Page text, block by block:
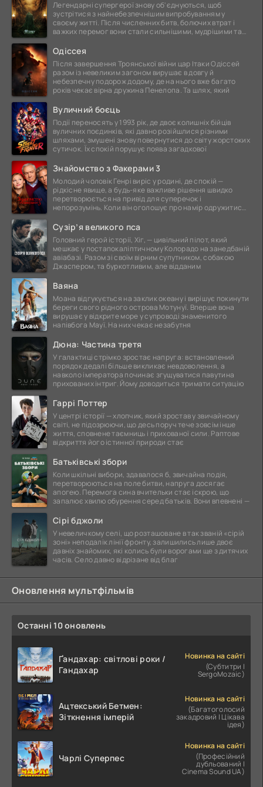
Легендарні супергерої знову об'єднуються, щоб
зустрітися з найнебезпечнішим випробуванням у
своєму житті. Після численних битв, болючих втрат і
важких перемог вони стали сильнішими, мудрішими та
Одіссея
Після завершення Троянської війни цар Ітаки Одіссей
разом із невеликим загоном вирушає в довгу й
небезпечну подорож додому, де на нього вже багато
років чекає вірна дружина Пенелопа. Та шлях, який
Вуличний боєць
Події переносять у 1993 рік, де двоє колишніх бійців
вуличних поєдинків, які давно розійшлися різними
шляхами, змушені знову повернутися до світу жорстоких
сутичок. Їх спокій порушує поява загадкової
Знайомство з Факерами 3
Молодий чоловік Генрі виріс у родині, де спокій —
рідкісне явище, а будь-яке важливе рішення швидко
перетворюється на привід для суперечок і
непорозумінь. Коли він оголошує про намір одружитися,
Сузір’я великого пса
Головний герой історії, Хіг, — цивільний пілот, який
мешкає у постапокаліптичному Колорадо на занедбаній
авіабазі. Разом зі своїм вірним супутником, собакою
Джаспером, та буркотливим, але відданим
Ваяна
Моана відгукується на заклик океану і вирішує покинути
береги свого рідного острова Мотунуї. Вперше вона
вирушає у відкрите море у супроводі знаменитого
напівбога Мауї. На них чекає незабутня
Дюна: Частина третя
У галактиці стрімко зростає напруга: встановлений
порядок дедалі більше викликає невдоволення, а
навколо імператора починає згущуватися павутина
прихованих інтриг. Йому доводиться тримати ситуацію
Гаррі Поттер
У центрі історії — хлопчик, який зростав у звичайному
світі, не підозрюючи, що десь поруч тече зовсім інше
життя, сповнене таємниць і прихованої сили. Раптове
відкриття його істинної природи стає
Батьківські збори
Коли шкільні вибори, здавалося б, звичайна подія,
перетворюються на поле битви, напруга досягає
апогею. Перемога сина вчительки стає іскрою, що
запалює хвилю обурення серед батьків. Вони впевнені —
Сірі бджоли
У невеличкому селі, що розташоване в так званій «сірій
зоні» неподалік лінії фронту, залишились лише двоє
давніх знайомих, які колись були ворогами ще з дитячих
часів. Село давно відрізане від благ
Оновлення мультфільмів
Останні 10 оновлень
Ґандахар: світлові роки /
Гандахар
Новинка на сайті
(Субтитри |
SergoMozaic)
Ацтекський Бетмен:
Зіткнення імперій
Новинка на сайті
(Багатоголосий
закадровий | Цікава
ідея)
Чарлі Суперпес
Новинка на сайті
(Професійний
дубльований |
Cinema Sound UA)